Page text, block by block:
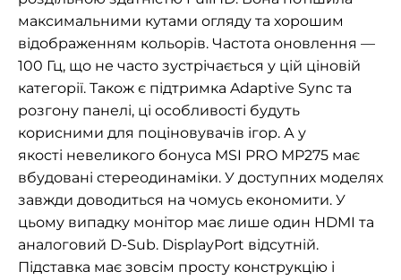
максимальними кутами огляду та хорошим
відображенням кольорів. Частота оновлення —
100 Гц, що не часто зустрічається у цій ціновій
категорії. Також є підтримка Adaptive Sync та
розгону панелі, ці особливості будуть
корисними для поціновувачів ігор. А у
якості невеликого бонуса MSI PRO MP275 має
вбудовані стереодинаміки. У доступних моделях
завжди доводиться на чомусь економити. У
цьому випадку монітор має лише один HDMI та
аналоговий D-Sub. DisplayPort відсутній.
Підставка має зовсім просту конструкцію і